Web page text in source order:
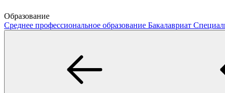
Образование
Среднее профессиональное образование Бакалавриат